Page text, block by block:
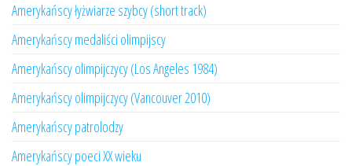
Amerykańscy łyżwiarze szybcy (short track)
Amerykańscy medaliści olimpijscy
Amerykańscy olimpijczycy (Los Angeles 1984)
Amerykańscy olimpijczycy (Vancouver 2010)
Amerykańscy patrolodzy
Amerykańscy poeci XX wieku